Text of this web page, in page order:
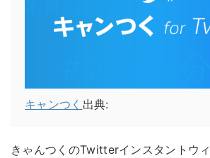
キャンつく 出典:
きゃんつくのTwitterインスタントウ